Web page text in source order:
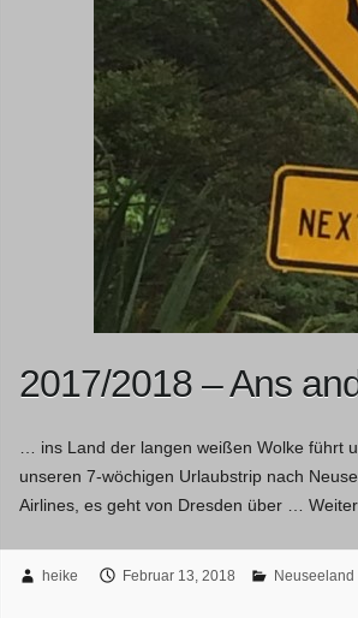
2017/2018 – Ans
… ins Land der langen weißen Wolke führt
unseren 7-wöchigen Urlaubstrip nach
Airlines, es geht von Dresden über …
heike Februar 13, 2018 Neuseeland